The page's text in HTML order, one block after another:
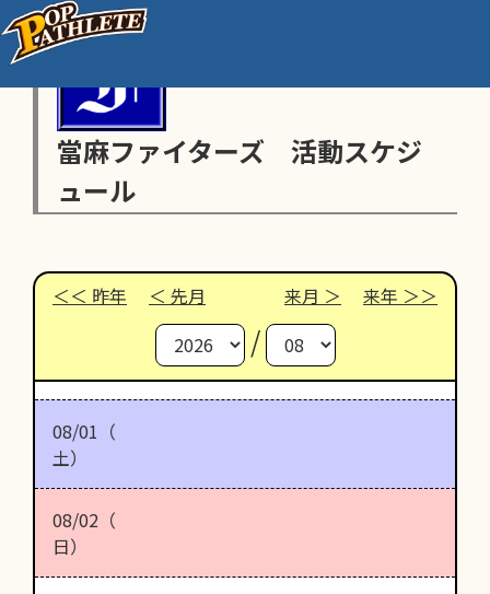
當麻ファイターズ 活動スケジ
ュール
昨年 先月 来月 来年
/
08/01（
土）
08/02（
日）